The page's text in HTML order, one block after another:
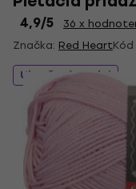
4,9/5
36 x
Značka: Red Heart
Ukončený predaj